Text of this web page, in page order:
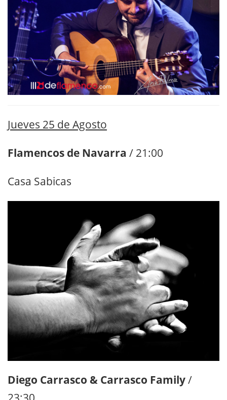
Jueves 25 de Agosto
Flamencos de Navarra / 21:00
Casa Sabicas
Diego Carrasco & Carrasco Family/